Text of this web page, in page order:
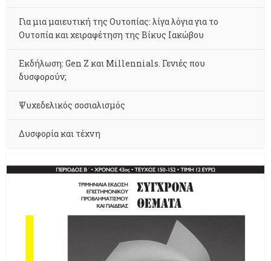
Για μια μαιευτική της Ουτοπίας: λίγα λόγια για το
Ουτοπία και χειραφέτηση της Βίκυς Ιακώβου
Εκδήλωση: Gen Z και Millennials. Γενιές που
δυσφορούν;
Ψυχεδελικός σοσιαλισμός
Δυσφορία και τέχνη